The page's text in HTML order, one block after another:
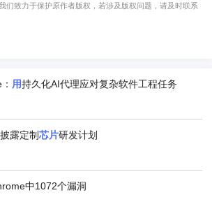
们致力于保护原作者版权，若涉及版权问题，请及时联系
用持久化AI代理应对复杂软件工程任务
露定制芯片研发计划
中1072个漏洞